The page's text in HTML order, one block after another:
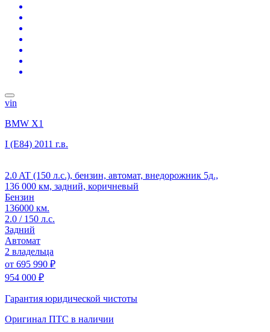
vin
BMW X1
I (E84) 2011 г.в.
2.0 AT (150 л.с.), бензин, автомат, внедорожник 5д.,
136 000 км, задний, коричневый
Бензин
136000 км.
2.0 / 150 л.с.
Задний
Автомат
2 владельца
от 695 990 ₽
954 000 ₽
Гарантия юридической чистоты
Оригинал ПТС в наличии